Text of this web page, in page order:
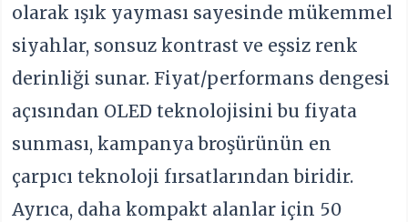
olarak ışık yayması sayesinde mükemmel
siyahlar, sonsuz kontrast ve eşsiz renk
derinliği sunar. Fiyat/performans dengesi
açısından OLED teknolojisini bu fiyata
sunması, kampanya broşürünün en
çarpıcı teknoloji fırsatlarından biridir.
Ayrıca, daha kompakt alanlar için 50